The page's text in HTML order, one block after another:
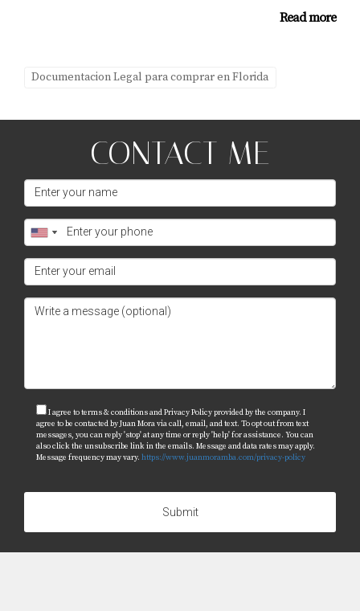
Read more
Documentacion Legal para comprar en Florida
CONTACT ME
I agree to terms & conditions and Privacy Policy provided by the company. I
agree to be contacted by Juan Mora via call, email, and text. To opt out from text
messages, you can reply 'stop' at any time or reply 'help' for assistance. You can
also click the unsubscribe link in the emails. Message and data rates may apply.
Message frequency may vary. https://www.juanmoramba.com/privacy-policy
Submit